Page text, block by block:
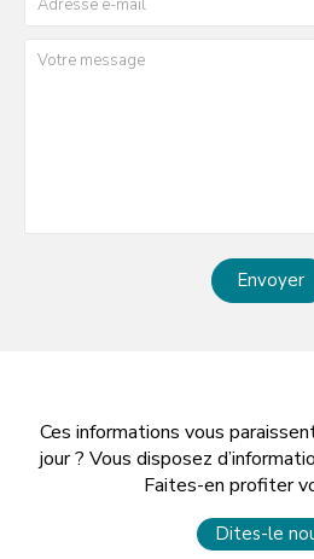
Envoyer
Ces informations vous
jour ? Vous disposez
Faites-en profiter
Dites-le